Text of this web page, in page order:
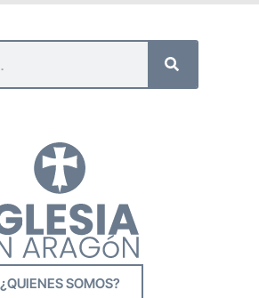
¿QUIENES SOMOS?